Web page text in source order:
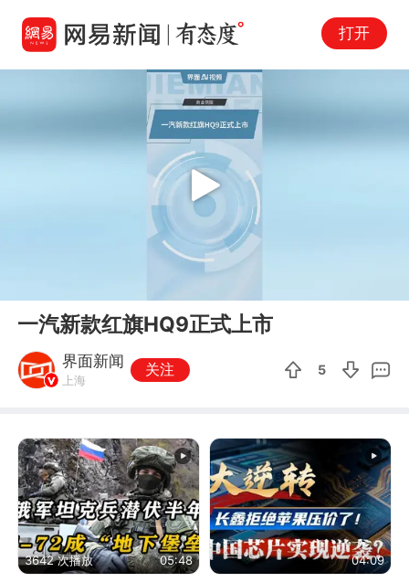
打开
Play
一汽新款红旗HQ9正式上市
界面新闻
上海
关注 5
3642 次播放 05:48 04:09